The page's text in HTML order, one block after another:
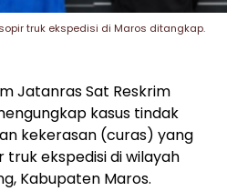
truk ekspedisi di Maros ditangkap.
Jatanras Sat Reskrim
kasus tindak
kekerasan (curas) yang
ekspedisi di wilayah
Kabupaten Maros.